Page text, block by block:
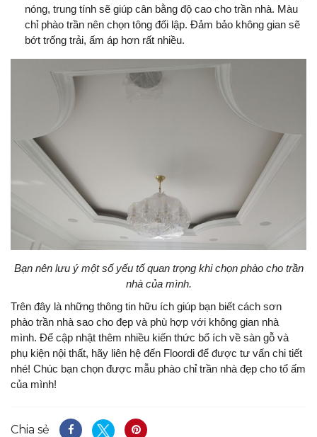
nóng, trung tính sẽ giúp cân bằng độ cao cho trần nhà. Màu
chỉ phào trần nên chọn tông đối lập. Đảm bảo không gian sẽ
bớt trống trải, ấm áp hơn rất nhiều.
Bạn nên lưu ý một số yếu tố quan trọng khi chọn phào cho trần
nhà của mình.
Trên đây là những thông tin hữu ích giúp bạn biết cách sơn
phào trần nhà sao cho đẹp và phù hợp với không gian nhà
mình. Để cập nhật thêm nhiều kiến thức bổ ích về sàn gỗ và
phụ kiện nội thất, hãy liên hệ đến Floordi để được tư vấn chi tiết
nhé! Chúc bạn chọn được mẫu phào chỉ trần nhà đẹp cho tổ ấm
của mình!
Chia sẻ